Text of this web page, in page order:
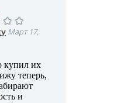
Март 17,
купил их
теперь,
и